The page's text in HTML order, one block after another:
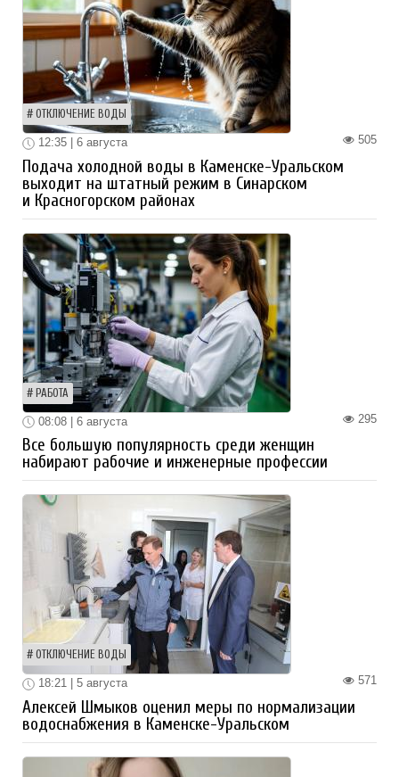
ОТКЛЮЧЕНИЕ ВОДЫ
505
12:35 | 6 августа
Подача холодной воды в Каменске-Уральском
выходит на штатный режим в Синарском
и Красногорском районах
РАБОТА
295
08:08 | 6 августа
Все большую популярность среди женщин
набирают рабочие и инженерные профессии
ОТКЛЮЧЕНИЕ ВОДЫ
571
18:21 | 5 августа
Алексей Шмыков оценил меры по нормализации
водоснабжения в Каменске-Уральском